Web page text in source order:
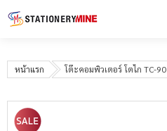
หน้าแรก โต๊ะคอมพิวเตอร์ โตไก TC-90